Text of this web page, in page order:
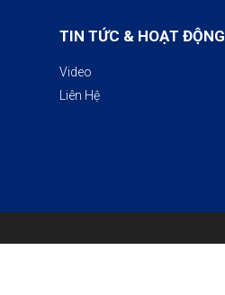
TIN TỨC & HOẠT ĐỘNG
Video
Liên Hệ